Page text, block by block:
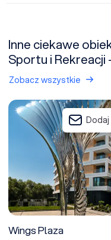
Inne ciekawe
Sportu i
Zobacz wszystkie
Wings Plaza
Wings Plaza